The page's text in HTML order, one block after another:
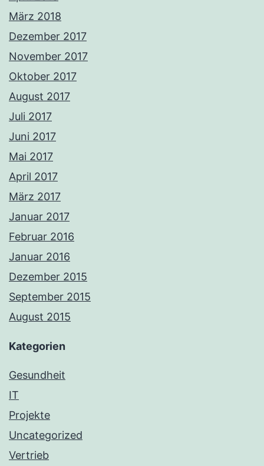
März 2018
Dezember 2017
November 2017
Oktober 2017
August 2017
Juli 2017
Juni 2017
Mai 2017
April 2017
März 2017
Januar 2017
Februar 2016
Januar 2016
Dezember 2015
September 2015
August 2015
Kategorien
Gesundheit
IT
Projekte
Uncategorized
Vertrieb